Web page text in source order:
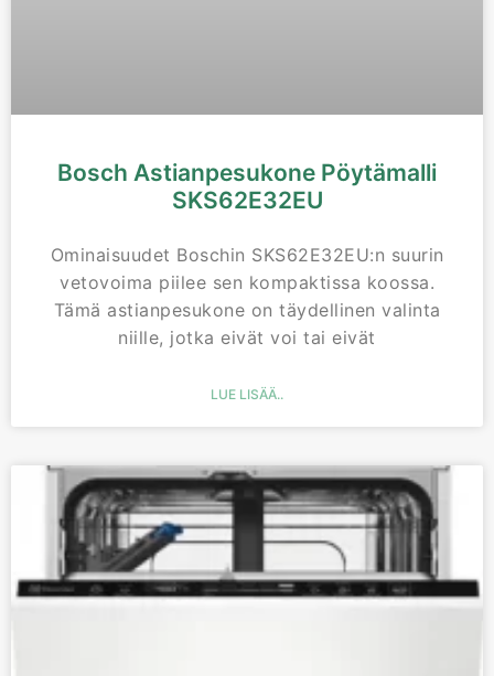
Bosch Astianpesukone Pöytämalli
SKS62E32EU
Ominaisuudet Boschin SKS62E32EU:n suurin
vetovoima piilee sen kompaktissa koossa.
Tämä astianpesukone on täydellinen valinta
niille, jotka eivät voi tai eivät
LUE LISÄÄ..